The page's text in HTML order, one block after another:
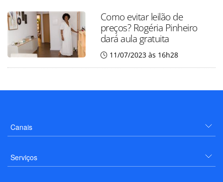
Como evitar leilão de
preços? Rogéria Pinheiro
dará aula gratuita
11/07/2023 às 16h28
Canais
Serviços